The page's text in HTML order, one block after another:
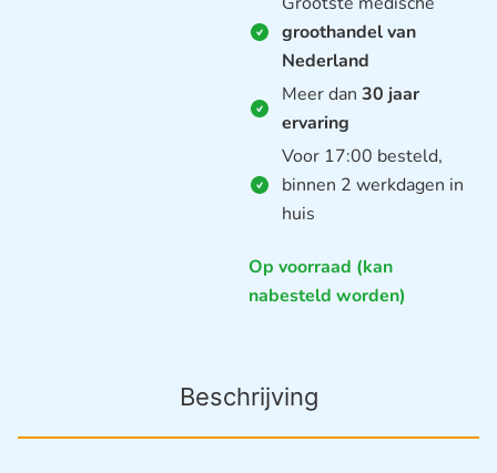
groothandel van
Nederland
Meer dan 30 jaar
ervaring
Voor 17:00 besteld,
binnen 2 werkdagen in
huis
Op voorraad (kan
nabesteld worden)
Beschrijving